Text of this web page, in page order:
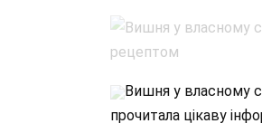
Вишня у власному
прочитала цікаву